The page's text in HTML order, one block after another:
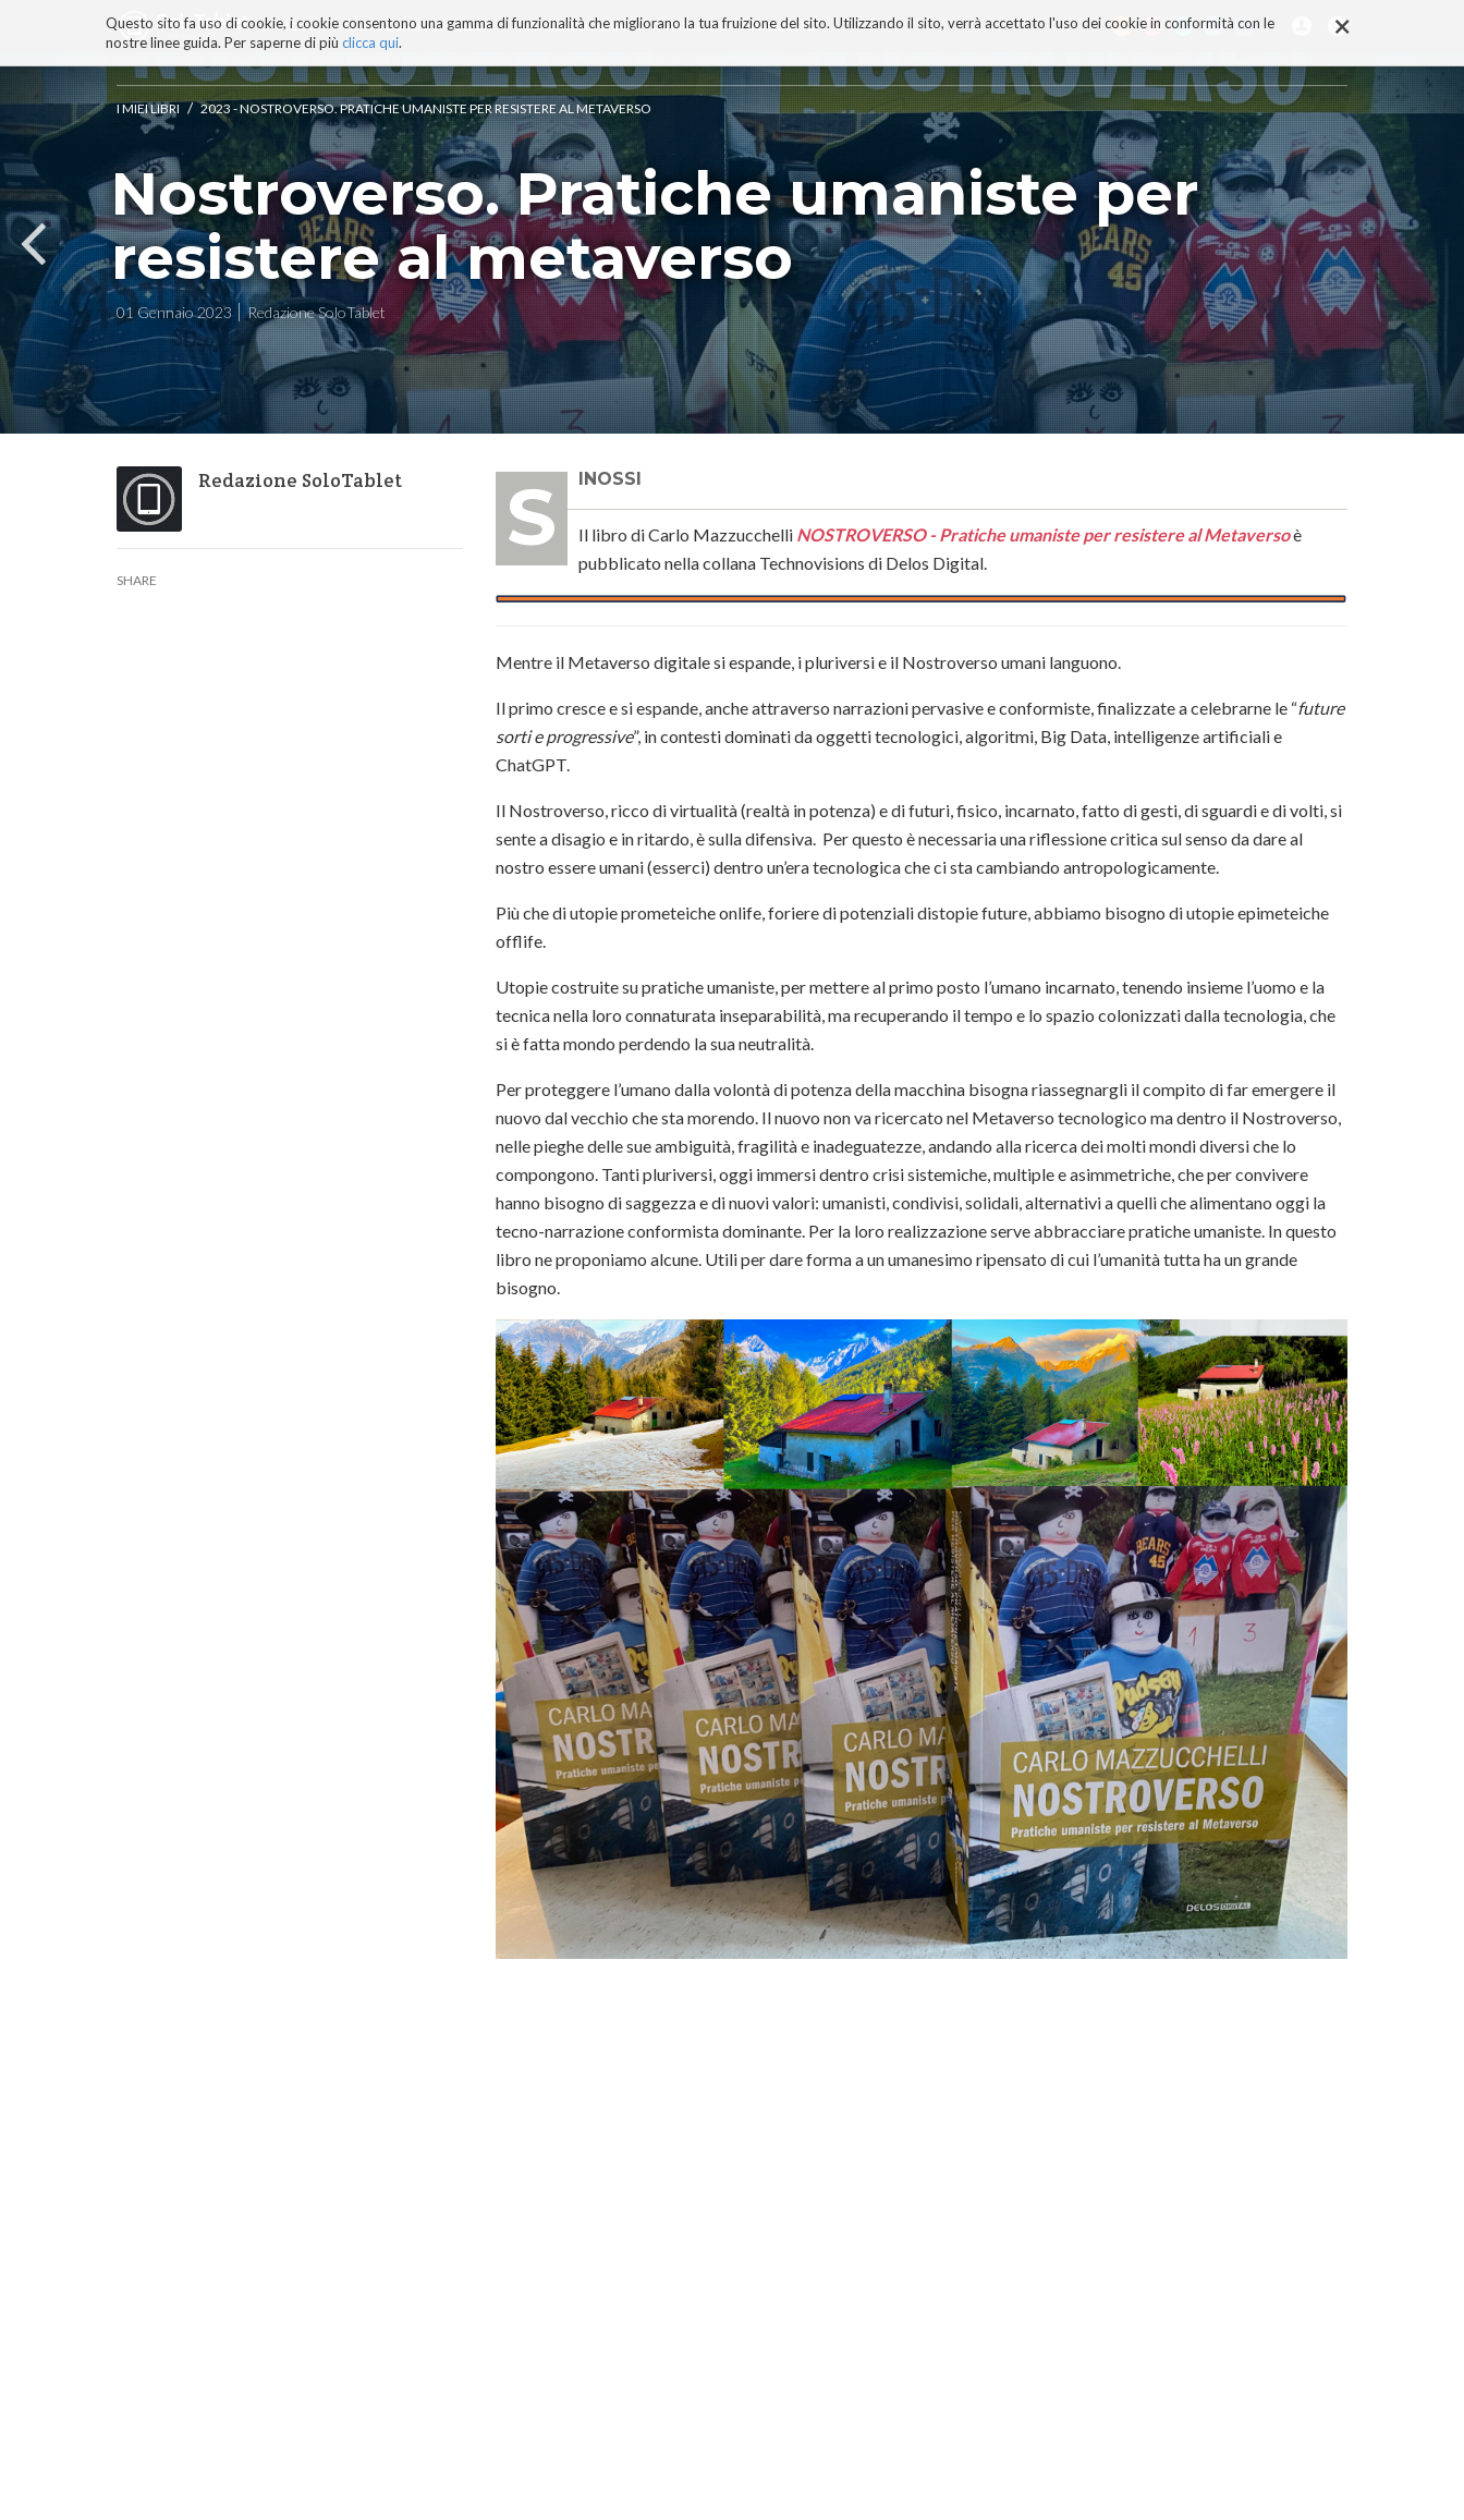
×
Questo sito fa uso di cookie, i cookie consentono una gamma di funzionalità che migliorano la tua fruizione del sito. Utilizzando il sito, verrà accettato l'uso dei cookie in conformità con le
nostre linee guida. Per saperne di più clicca qui.
BLOG TECNOCONSAPEVOLEZZA TECNOBIBLIOGRAFIA I MIEI LIBRI PROGETTO
ai
contenuti.
alla
navigazione
I MIEI LIBRI / 2023 - NOSTROVERSO. PRATICHE UMANISTE PER RESISTERE AL METAVERSO
Nostroverso. Pratiche umaniste per
resistere al metaverso
01 Gennaio 2023 Redazione SoloTablet
Redazione SoloTablet
SHARE
SINOSSI
Il libro di Carlo Mazzucchelli NOSTROVERSO - Pratiche umaniste per resistere al Metaversoè
pubblicato nella collana Technovisions di Delos Digital.
Mentre il Metaverso digitale si espande, i pluriversi e il Nostroverso umani languono.
Il primo cresce e si espande, anche attraverso narrazioni pervasive e conformiste, finalizzate a celebrarne le “future
sorti e progressive”, in contesti dominati da oggetti tecnologici, algoritmi, Big Data, intelligenze artificiali e
ChatGPT.
Il Nostroverso, ricco di virtualità (realtà in potenza) e di futuri, fisico, incarnato, fatto di gesti, di sguardi e di volti, si
sente a disagio e in ritardo, è sulla difensiva. Per questo è necessaria una riflessione critica sul senso da dare al
nostro essere umani (esserci) dentro un’era tecnologica che ci sta cambiando antropologicamente.
Più che di utopie prometeiche onlife, foriere di potenziali distopie future, abbiamo bisogno di utopie epimeteiche
offlife.
Utopie costruite su pratiche umaniste, per mettere al primo posto l’umano incarnato, tenendo insieme l’uomo e la
tecnica nella loro connaturata inseparabilità, ma recuperando il tempo e lo spazio colonizzati dalla tecnologia, che
si è fatta mondo perdendo la sua neutralità.
Per proteggere l’umano dalla volontà di potenza della macchina bisogna riassegnargli il compito di far emergere il
nuovo dal vecchio che sta morendo. Il nuovo non va ricercato nel Metaverso tecnologico ma dentro il Nostroverso,
nelle pieghe delle sue ambiguità, fragilità e inadeguatezze, andando alla ricerca dei molti mondi diversi che lo
compongono. Tanti pluriversi, oggi immersi dentro crisi sistemiche, multiple e asimmetriche, che per convivere
hanno bisogno di saggezza e di nuovi valori: umanisti, condivisi, solidali, alternativi a quelli che alimentano oggi la
tecno-narrazione conformista dominante. Per la loro realizzazione serve abbracciare pratiche umaniste. In questo
libro ne proponiamo alcune. Utili per dare forma a un umanesimo ripensato di cui l’umanità tutta ha un grande
bisogno.